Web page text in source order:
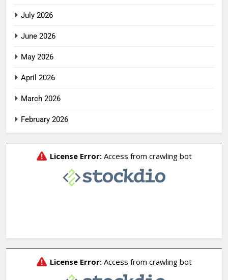
July 2026
June 2026
May 2026
April 2026
March 2026
February 2026